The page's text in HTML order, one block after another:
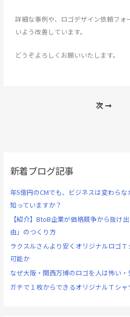
詳細な事例や、ロゴデザイン依頼フォ
いよう改善しています。
どうぞよろしくお願いいたします。
次
新着ブログ記事
年5億円のCMでも、ビジネスは変わら
知っていますか？
【紹介】BtoB企業が価格競争から抜け
由」のつくり方
ラクスルさんより安くオリジナルロゴ
可能か
なぜ大阪・関西万博のロゴを人は怖い
ガチで１枚からできるオリジナルＴシ